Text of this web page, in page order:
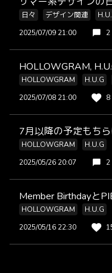
日々 デザイン関連
2025/07/09 21:00
2
HOLLOWGRAM,
HOLLOWGRAM H.U.G
2025/07/08 21:00
8
7月以降の予定もち
HOLLOWGRAM
H.U.G
2025/05/26 20:07
2
Member Birthdayと
HOLLOWGRAM
H.U.G
2025/05/16 22:30